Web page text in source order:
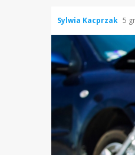
Sylwia Kacprzak 5